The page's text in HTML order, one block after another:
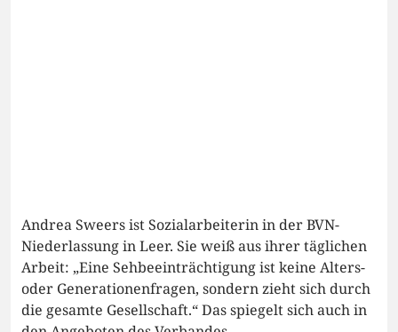
Andrea Sweers ist Sozialarbeiterin in der BVN-
Niederlassung in Leer. Sie weiß aus ihrer täglichen
Arbeit: „Eine Sehbeeinträchtigung ist keine Alters-
oder Generationenfragen, sondern zieht sich durch
die gesamte Gesellschaft.“ Das spiegelt sich auch in